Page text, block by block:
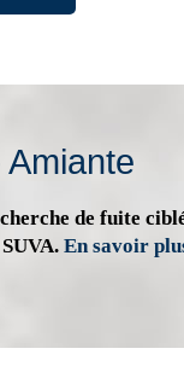
de fuite
En savoir